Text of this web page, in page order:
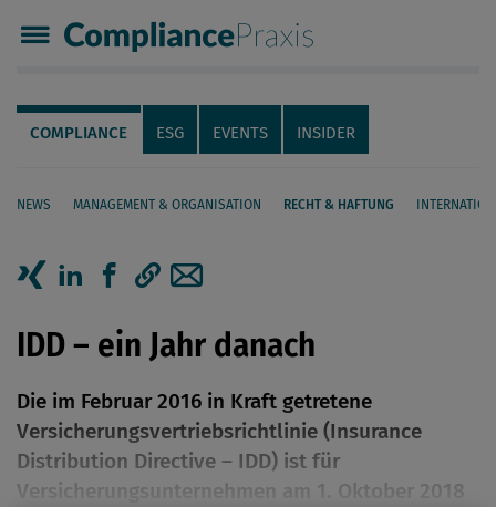
Compliance Praxis
Servicenavigation
Navigation
COMPLIANCE ESG EVENTS INSIDER
NEWS MANAGEMENT & ORGANISATION RECHT & HAFTUNG
Seiteninhalt
IDD – ein Jahr danach
Die im Februar 2016 in Kraft getretene
Versicherungsvertriebsrichtlinie (Insurance
Distribution Directive – IDD) ist für
Versicherungsunternehmen am 1. Oktober 2018